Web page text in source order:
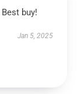
buy!
Jan 5, 2025